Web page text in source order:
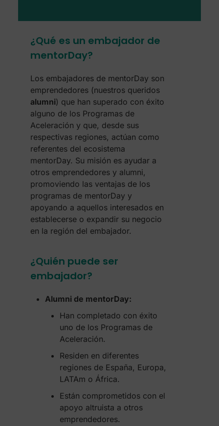
¿Qué es un embajador de
mentorDay?
Los embajadores de mentorDay son
emprendedores (nuestros queridos
alumni) que han superado con éxito
alguno de los Programas de
Aceleración y que, desde sus
respectivas regiones, actúan como
referentes del ecosistema
mentorDay. Su misión es ayudar a
otros emprendedores y alumni,
promoviendo las ventajas de los
programas de mentorDay y
apoyando a aquellos interesados en
establecerse o expandir su negocio
en la región del embajador.
¿Quién puede ser
embajador?
Alumni de mentorDay:
Han completado con éxito
uno de los Programas de
Aceleración.
Residen en diferentes
regiones de España, Europa,
LATAm o África.
Están comprometidos con el
apoyo altruista a otros
emprendedores.